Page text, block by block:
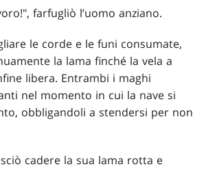
farfugliò l’uomo anziano.
le corde e le funi consumate,
la lama finché la vela a
libera. Entrambi i maghi
nel momento in cui la nave si
obbligandoli a stendersi per non
cadere la sua lama rotta e